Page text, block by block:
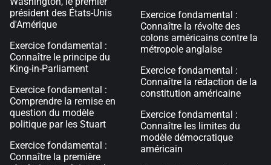
président des États-Unis
d'Amérique
Exercice fondamental :
Connaître le principe du
King-in-Parliament
Exercice fondamental :
Comprendre la remise en
question du modèle
politique par les Stuart
Exercice fondamental :
Connaître la première
Exercice fondamental :
Connaître la révolte des
colons américains contre la
métropole anglaise
Exercice fondamental :
Connaître la rédaction de la
constitution américaine
Exercice fondamental :
Connaître les limites du
modèle démocratique
américain